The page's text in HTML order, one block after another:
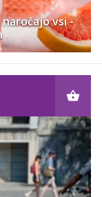
vsi -